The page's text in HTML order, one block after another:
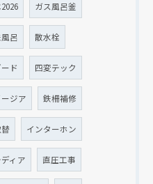
ガス風呂釜
呂 散水栓
ド 四変テック
ージア 鉄柵補修
インターホン
ィア 直圧工事